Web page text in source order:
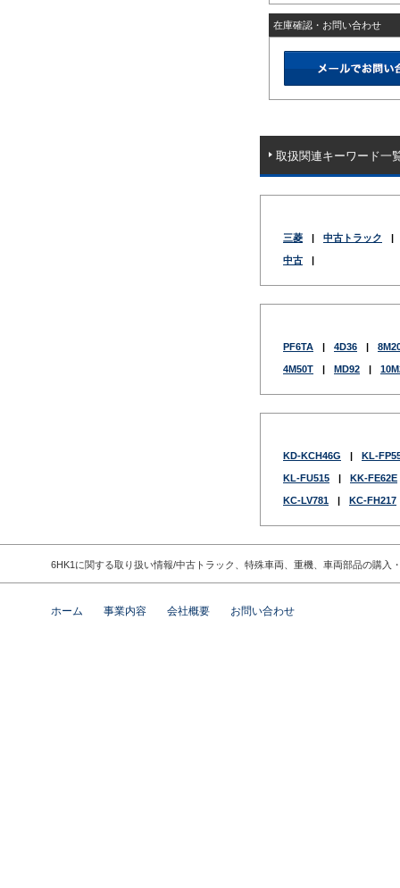
在庫確認・お問い合わせ
取扱関連キーワード一
三菱 | 中古トラック |
中古 |
PF6TA | 4D36 |
4M50T | MD92 |
KD-KCH46G | KL-
KL-FU515 | KK-FE62E
KC-LV781 | KC-FH217
6HK1に関する取り扱い情報/中古トラック、特殊車両、重機、車両部品の購入
ホーム 事業内容 会社概要 お問い合わせ